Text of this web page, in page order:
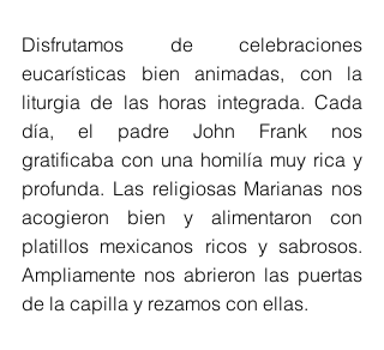
Disfrutamos de celebraciones
eucarísticas bien animadas, con la
liturgia de las horas integrada. Cada
día, el padre John Frank nos
gratificaba con una homilía muy rica y
profunda. Las religiosas Marianas nos
acogieron bien y alimentaron con
platillos mexicanos ricos y sabrosos.
Ampliamente nos abrieron las puertas
de la capilla y rezamos con ellas.